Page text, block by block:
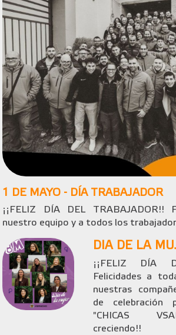
1 DE MAYO - DÍA TRABAJADOR
¡¡FELIZ DÍA DEL TRABAJADOR!!
nuestro equipo y a todos los
DIA DE LA
¡¡FELIZ DÍA
Felicidades a
nuestras
de celebración
"CHICAS
creciendo!!